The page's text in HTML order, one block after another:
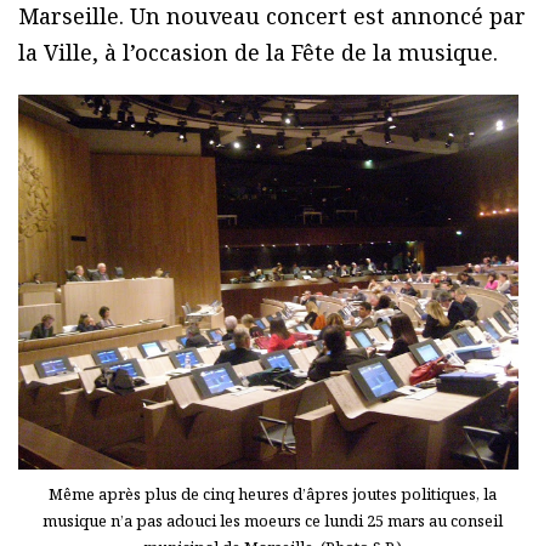
Marseille. Un nouveau concert est annoncé par
la Ville, à l’occasion de la Fête de la musique.
Même après plus de cinq heures d’âpres joutes politiques, la
musique n’a pas adouci les moeurs ce lundi 25 mars au conseil